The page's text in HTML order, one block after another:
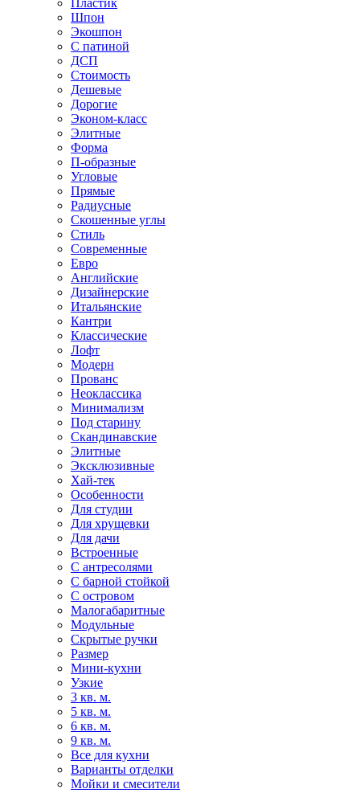
Пластик
Шпон
Экошпон
С патиной
ДСП
Стоимость
Дешевые
Дорогие
Эконом-класс
Элитные
Форма
П-образные
Угловые
Прямые
Радиусные
Скошенные углы
Стиль
Современные
Евро
Английские
Дизайнерские
Итальянские
Кантри
Классические
Лофт
Модерн
Прованс
Неоклассика
Минимализм
Под старину
Скандинавские
Элитные
Эксклюзивные
Хай-тек
Особенности
Для студии
Для хрущевки
Для дачи
Встроенные
С антресолями
С барной стойкой
С островом
Малогабаритные
Модульные
Скрытые ручки
Размер
Мини-кухни
Узкие
3 кв. м.
5 кв. м.
6 кв. м.
9 кв. м.
Все для кухни
Варианты отделки
Мойки и смесители